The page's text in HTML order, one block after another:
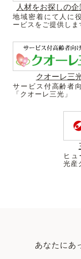
人材をお探しの企
地域密着にて人に
ービスをご提供しま
クオーレ三
サービス付高齢者
「クオーレ三光」
ヒ
光産
あなたにあ